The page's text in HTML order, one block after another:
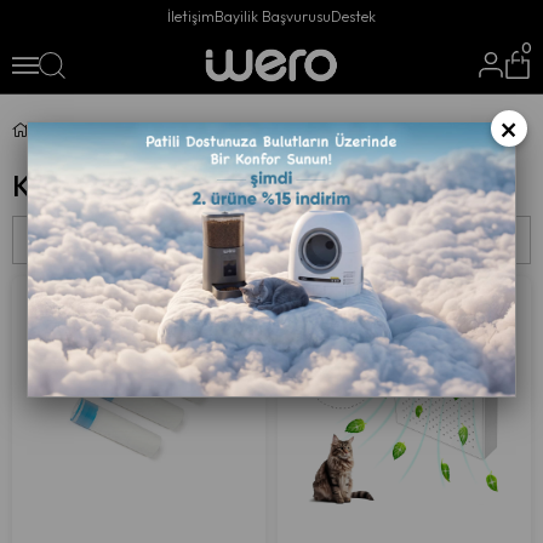
İletişimBayilik BaşvurusuDestek
0
Kum Kabı Aksesuarları
Kum Kabı Aksesuarları
Filtreleme
Sıralama
×